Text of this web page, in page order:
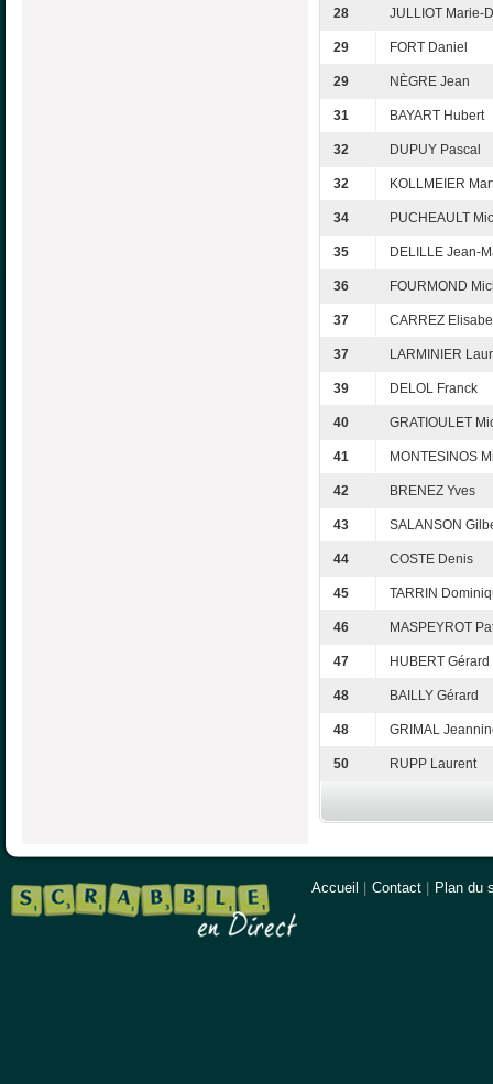
28 JULLIOT Marie-
29 FORT Daniel
29 NÈGRE Jean
31 BAYART Hubert
32 DUPUY Pascal
32 KOLLMEIER
34 PUCHEAULT
35 DELILLE Jean-
36 FOURMOND
37 CARREZ
37 LARMINIER
39 DELOL Franck
40 GRATIOULET
41 MONTESINOS
42 BRENEZ Yves
43 SALANSON
44 COSTE Denis
45 TARRIN
46 MASPEYROT
47 HUBERT Gérard
48 BAILLY Gérard
48 GRIMAL
50 RUPP Laurent
Accueil Contact Plan du